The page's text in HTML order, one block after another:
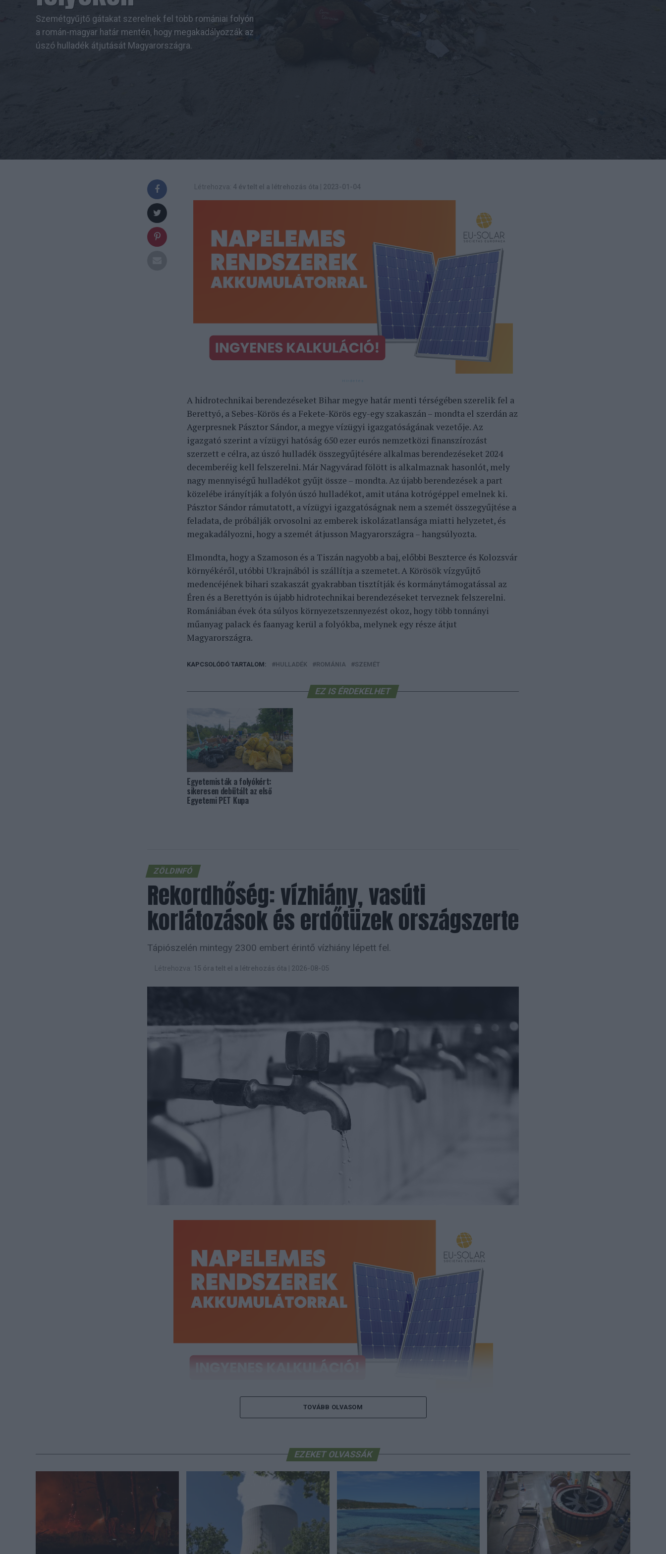
Szemétgyűjtő gátakat szerelnek fel több romániai folyón
a román-magyar határ mentén, hogy megakadályozzák az
úszó hulladék átjutását Magyarországra.
Létrehozva: 4 év telt el a létrehozás óta 2023-01-04
A hidrotechnikai berendezéseket Bihar megye határ menti térségében szerelik fel a
Berettyó, a Sebes-Körös és a Fekete-Körös egy-egy szakaszán – mondta el szerdán az
Agerpresnek Pásztor Sándor, a megye vízügyi igazgatóságának vezetője. Az
igazgató szerint a vízügyi hatóság 650 ezer eurós nemzetközi finanszírozást
szerzett e célra, az úszó hulladék összegyűjtésére alkalmas berendezéseket 2024
decemberéig kell felszerelni. Már Nagyvárad fölött is alkalmaznak hasonlót, mely
nagy mennyiségű hulladékot gyűjt össze – mondta. Az újabb berendezések a part
közelébe irányítják a folyón úszó hulladékot, amit utána kotrógéppel emelnek ki.
Pásztor Sándor rámutatott, a vízügyi igazgatóságnak nem a szemét összegyűjtése a
feladata, de próbálják orvosolni az emberek iskolázatlansága miatti helyzetet, és
megakadályozni, hogy a szemét átjusson Magyarországra – hangsúlyozta.
Elmondta, hogy a Szamoson és a Tiszán nagyobb a baj, előbbi Beszterce és Kolozsvár
környékéről, utóbbi Ukrajnából is szállítja a szemetet. A Körösök vízgyűjtő
medencéjének bihari szakaszát gyakrabban tisztítják és kormánytámogatással az
Éren és a Berettyón is újabb hidrotechnikai berendezéseket terveznek felszerelni.
Romániában évek óta súlyos környezetszennyezést okoz, hogy több tonnányi
műanyag palack és faanyag kerül a folyókba, melynek egy része átjut
Magyarországra.
KAPCSOLÓDÓ TARTALOM: HULLADÉK ROMÁNIA SZEMÉT
EZ IS ÉRDEKELHET
Egyetemisták a folyókért:
sikeresen debütált az első
Egyetemi PET Kupa
ZÖLDINFÓ
Rekordhőség: vízhiány, vasúti
korlátozások és erdőtüzek országszerte
Tápiószelén mintegy 2300 embert érintő vízhiány lépett fel.
Létrehozva: 15 óra telt el a létrehozás óta 2026-08-05
Töltse ki a napelem-kalkulátort, és tudja meg, mennyibe
kerülhet az Ön rendszere!Ingyenes kalkulálás itt
A Pest vármegyei Tápiószelén víztermelési probléma miatt 2339 embert érintő
vízhiány lépett fel, a fővárosi XI. kerületi Gazdagréti téren viszont megszűnt a
vízhiány, a javítással éjszaka végeznek – közölte a kormány a hőségriasztásról
közzétett keddi 20 órás gyorsjelentésében a kormany.hu oldalon. Azt írták: kedd este
országosan és Budapesten is 37 Celsius fok volt a legmagasabb hőmérséklet,
csapadék nem volt és kedden már nem is várható – olvasható az
oldalon. A szociális ellátórendszerben az előző jelentés óta nem történt rendkívüli
TOVÁBB OLVASOM
EZEKET OLVASSÁK